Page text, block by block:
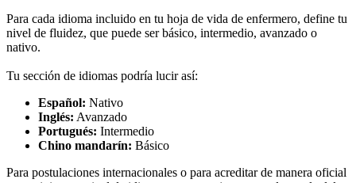
Para cada idioma incluido en tu hoja de vida de enfermero, define tu
nivel de fluidez, que puede ser básico, intermedio, avanzado o
nativo.
Tu sección de idiomas podría lucir así:
Español: Nativo
Inglés: Avanzado
Portugués: Intermedio
Chino mandarín: Básico
Para postulaciones internacionales o para acreditar de manera oficial